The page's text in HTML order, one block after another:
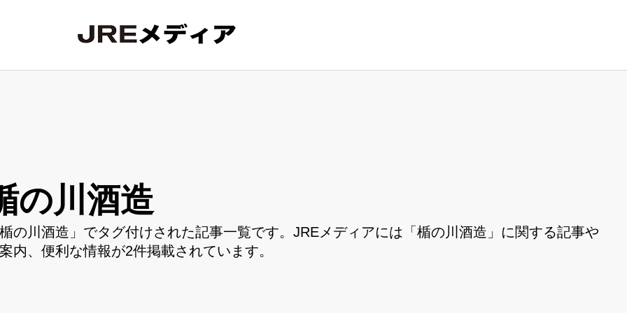
の川酒造
の川酒造」でタグ付けされた記事一覧です。JREメディアには「楯の川酒造」に関する記事や
内、便利な情報が2件掲載されています。